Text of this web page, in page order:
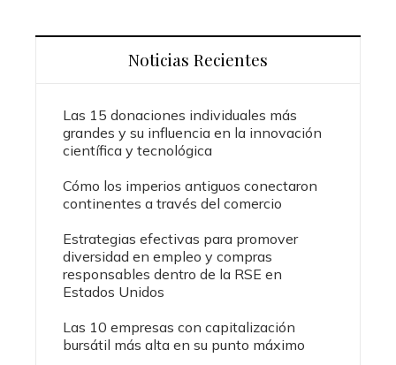
Noticias Recientes
Las 15 donaciones individuales más
grandes y su influencia en la innovación
científica y tecnológica
Cómo los imperios antiguos conectaron
continentes a través del comercio
Estrategias efectivas para promover
diversidad en empleo y compras
responsables dentro de la RSE en
Estados Unidos
Las 10 empresas con capitalización
bursátil más alta en su punto máximo